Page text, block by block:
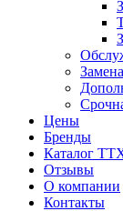
Цены
Бренды
Каталог
Отзывы
О компании
Контакты